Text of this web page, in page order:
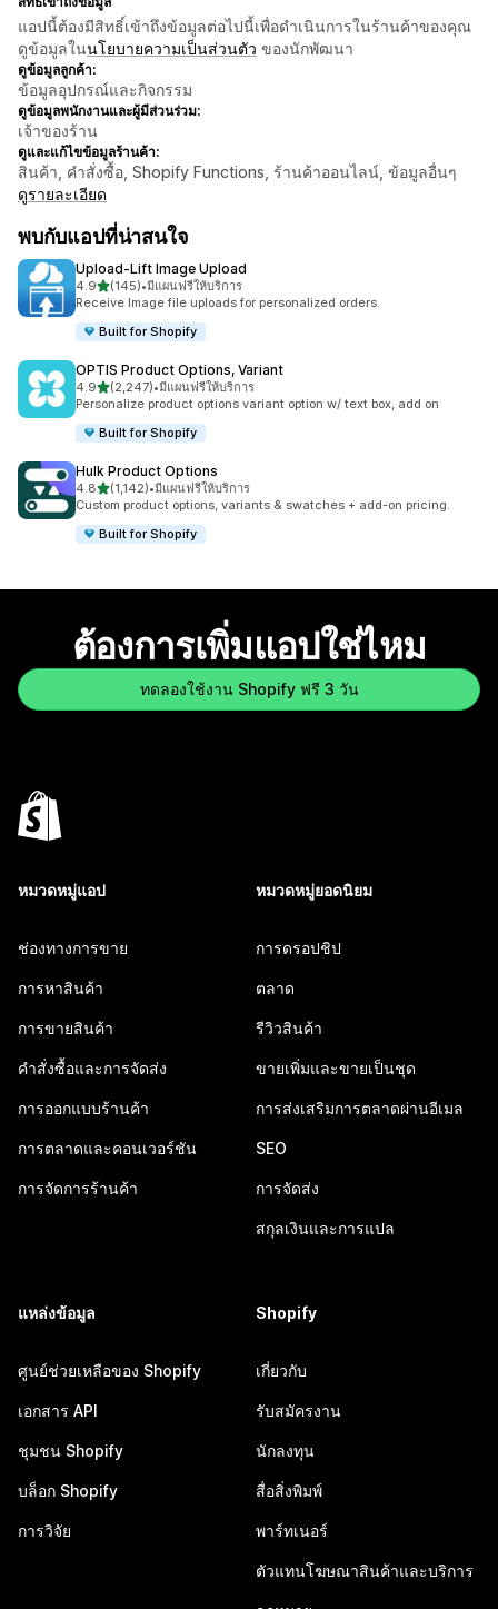
แอปนี้ต้องมีสิทธิ์เข้าถึงข้อมูลต่อไปนี้เพื่อดำเนินการในร้านค้าของคุณ
ดูข้อมูลในนโยบายความเป็นส่วนตัว ของนักพัฒนา
ดูข้อมูลลูกค้า:
ข้อมูลอุปกรณ์และกิจกรรม
ดูข้อมูลพนักงานและผู้มีส่วนร่วม:
เจ้าของร้าน
ดูและแก้ไขข้อมูลร้านค้า:
สินค้า, คำสั่งซื้อ, Shopify Functions, ร้านค้าออนไลน์, ข้อมูลอื่นๆ
ดูรายละเอียด
พบกับแอปที่น่าสนใจ
Upload‑Lift Image Upload
4.9เต็ม 5 ดาว
(145)
ทั้งหมด 145 รีวิว
•มีแผนฟรีให้บริการ
Receive Image file uploads for personalized orders.
Built for Shopify
OPTIS Product Options, Variant
4.9เต็ม 5 ดาว
(2,247)
ทั้งหมด 2247 รีวิว
•มีแผนฟรีให้บริการ
Personalize product options variant option w/ text box, add on
Built for Shopify
Hulk Product Options
4.8เต็ม 5 ดาว
(1,142)
ทั้งหมด 1142 รีวิว
•มีแผนฟรีให้บริการ
Custom product options, variants & swatches + add-on pricing.
Built for Shopify
ต้องการเพิ่มแอปใช่ไหม
ทดลองใช้งาน Shopify ฟรี 3 วัน
หมวดหมู่แอป
ช่องทางการขาย
การหาสินค้า
การขายสินค้า
คำสั่งซื้อและการจัดส่ง
การออกแบบร้านค้า
การตลาดและคอนเวอร์ชัน
การจัดการร้านค้า
หมวดหมู่ยอดนิยม
การดรอปชิป
ตลาด
รีวิวสินค้า
ขายเพิ่มและขายเป็นชุด
การส่งเสริมการตลาดผ่านอีเมล
SEO
การจัดส่ง
สกุลเงินและการแปล
แหล่งข้อมูล
ศูนย์ช่วยเหลือของ Shopify
เอกสาร API
ชุมชน Shopify
บล็อก Shopify
การวิจัย
Shopify
เกี่ยวกับ
รับสมัครงาน
นักลงทุน
สื่อสิ่งพิมพ์
พาร์ทเนอร์
ตัวแทนโฆษณาสินค้าและบริการ